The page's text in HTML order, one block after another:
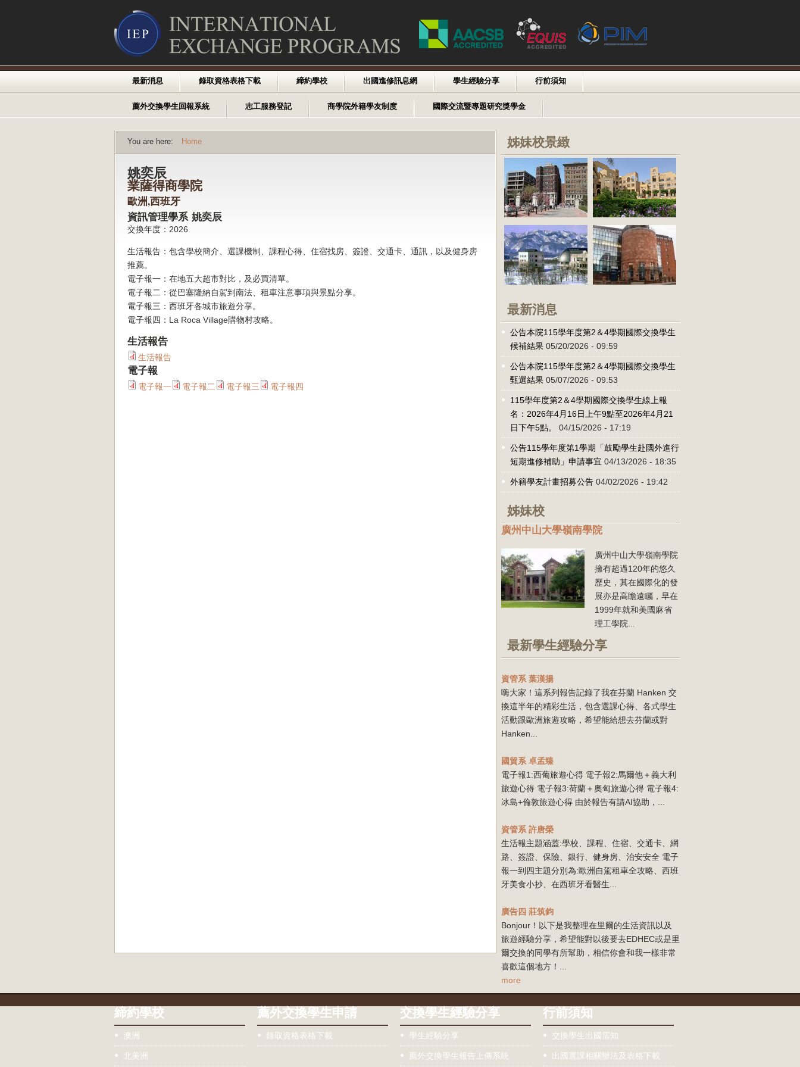
最新消息 錄取資格表格下載 締約學校 出國進修訊息網 學生經驗分享 行前須知
薦外交換學生回報系統 志工服務登記 商學院外籍學友制度 國際交流暨專題研究獎學金
You are here: Home
姚奕辰
業薩得商學院
歐洲,西班牙
資訊管理學系 姚奕辰
交換年度：2026
生活報告：包含學校簡介、選課機制、課程心得、住宿找房、簽證、交通卡、通訊，以及健身房
推薦。
電子報一：在地五大超市對比，及必買清單。
電子報二：從巴塞隆納自駕到南法、租車注意事項與景點分享。
電子報三：西班牙各城市旅遊分享。
電子報四：La Roca Village購物村攻略。
生活報告
生活報告
電子報
電子報一 電子報二 電子報三 電子報四
姊妹校景緻
最新消息
公告本院115學年度第2＆4學期國際交換學生
候補結果 05/20/2026 - 09:59
公告本院115學年度第2＆4學期國際交換學生
甄選結果 05/07/2026 - 09:53
115學年度第2＆4學期國際交換學生線上報
名：2026年4月16日上午9點至2026年4月21
日下午5點。
04/15/2026 - 17:19
公告115學年度第1學期「鼓勵學生赴國外進行
短期進修補助」申請事宜 04/13/2026 - 18:35
外籍學友計畫招募公告 04/02/2026 - 19:42
姊妹校
廣州中山大學嶺南學院
廣州中山大學嶺南學院
擁有超過120年的悠久
歷史，其在國際化的發
展亦是高瞻遠矚，早在
1999年就和美國麻省
理工學院...
最新學生經驗分享
資管系 葉漢揚
嗨大家！這系列報告記錄了我在芬蘭 Hanken 交
換這半年的精彩生活，包含選課心得、各式學生
活動跟歐洲旅遊攻略，希望能給想去芬蘭或對
Hanken...
國貿系 卓孟臻
電子報1:西葡旅遊心得 電子報2:馬爾他＋義大利
旅遊心得 電子報3:荷蘭＋奧匈旅遊心得 電子報4:
冰島+倫敦旅遊心得 由於報告有請AI協助，...
資管系 許唐榮
生活報主題涵蓋:學校、課程、住宿、交通卡、網
路、簽證、保險、銀行、健身房、治安安全 電子
報一到四主題分別為:歐洲自駕租車全攻略、西班
牙美食小抄、在西班牙看醫生...
廣告四 莊筑鈞
Bonjour！以下是我整理在里爾的生活資訊以及
旅遊經驗分享，希望能對以後要去EDHEC或是里
爾交換的同學有所幫助，相信你會和我一樣非常
喜歡這個地方！...
more
締約學校
澳洲
北美洲
薦外交換學生申請
錄取資格表格下載
交換學生經驗分享
學生經驗分享
薦外交換學生報告上傳系統
行前須知
交換學生出國需知
出國選課相關辦法及表格下載